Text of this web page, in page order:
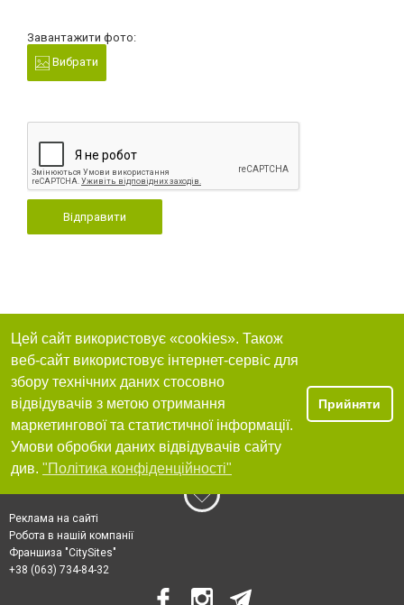
Завантажити фото:
Вибрати
Відправити
Цей сайт використовує «cookies». Також
веб-сайт використовує інтернет-сервіс для
збору технічних даних стосовно
відвідувачів з метою отримання
маркетингової та статистичної інформації.
Умови обробки даних відвідувачів сайту
див. "Політика конфіденційності"
Прийняти
Реклама на сайті
Робота в нашій компанії
Франшиза "CitySites"
+38 (063) 734-84-32